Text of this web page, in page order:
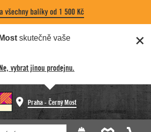
všechny balíky od 1 500 Kč
skutečně vaše
Ne, vybrat jinou prodejnu.
Praha - Černý Most